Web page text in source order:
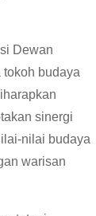
Dewan
budaya
sinergi
nilai budaya
warisan